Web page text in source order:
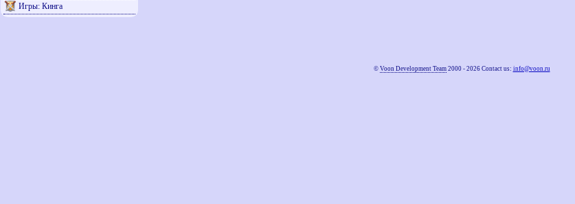
Игры: Кинга
© Voon Development Team2000 - 2026 Contact us: info@voon.ru